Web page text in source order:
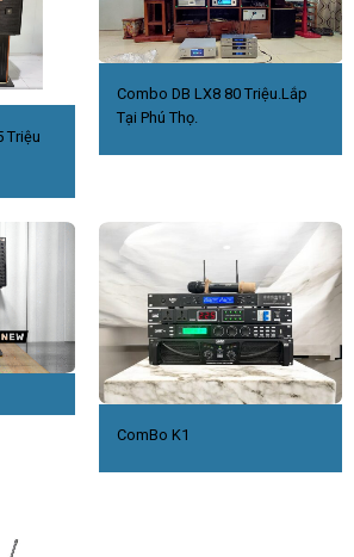
Triệu
Combo DB LX8 80 Triệu.Lắp
Tại Phú Thọ.
ComBo K1